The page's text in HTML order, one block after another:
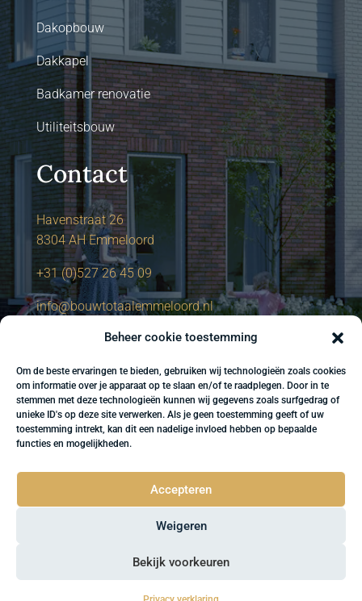
Beheer cookie toestemming
Om de beste ervaringen te bieden, gebruiken wij technologieën zoals cookies
om informatie over je apparaat op te slaan en/of te raadplegen. Door in te
stemmen met deze technologieën kunnen wij gegevens zoals surfgedrag of
unieke ID's op deze site verwerken. Als je geen toestemming geeft of uw
toestemming intrekt, kan dit een nadelige invloed hebben op bepaalde
functies en mogelijkheden.
Accepteren
Weigeren
Bekijk voorkeuren
Dakopbouw
Dakkapel
Badkamer renovatie
Utiliteitsbouw
Contact
Havenstraat 26
8304 AH Emmeloord
+31 (0)527 26 45 09
info@bouwtotaalemmeloord.nl
Website gemaakt door: Sightkick